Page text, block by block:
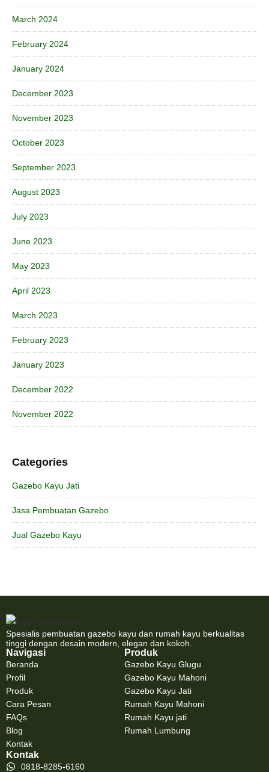
March 2024
February 2024
January 2024
December 2023
November 2023
October 2023
September 2023
August 2023
July 2023
June 2023
May 2023
April 2023
March 2023
February 2023
January 2023
December 2022
November 2022
Categories
Gazebo Kayu Jati
Jasa Pembuatan Gazebo
Jual Gazebo Kayu
Spesialis pembuatan gazebo kayu dan rumah kayu berkualitas
tinggi dengan desain modern, elegan dan kokoh.
Navigasi
Beranda
Profil
Produk
Cara Pesan
FAQs
Blog
Kontak
Produk
Gazebo Kayu Glugu
Gazebo Kayu Mahoni
Gazebo Kayu Jati
Rumah Kayu Mahoni
Rumah Kayu jati
Rumah Lumbung
Kontak
0818-8285-6160